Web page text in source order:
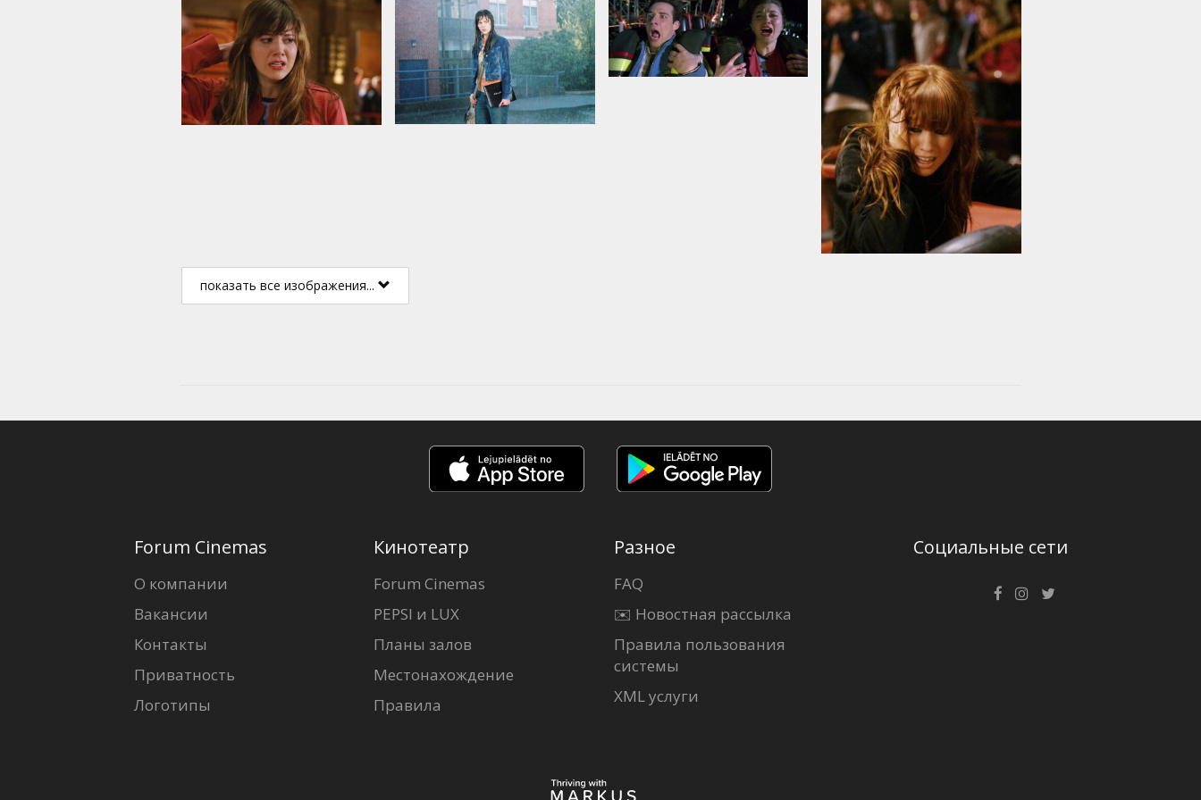
показать все изображения...
Forum Cinemas
О компании
Вакансии
Контакты
Приватность
Логотипы
Кинотеатр
Forum Cinemas
PEPSI и LUX
Планы залов
Местонахождение
Правила
Разное
FAQ
✉️ Новостная рассылка
Правила пользования
системы
XML услуги
Социальные сети